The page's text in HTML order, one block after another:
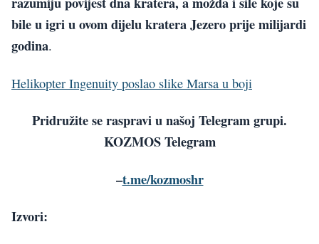
bile u igri u ovom dijelu kratera Jezero prije milijardi
godina.
Helikopter Ingenuity poslao slike Marsa u boji
Pridružite se raspravi u našoj Telegram grupi.
KOZMOS Telegram
–t.me/kozmoshr
Izvori: